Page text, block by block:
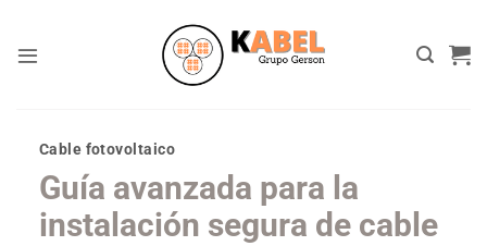
content
Cable fotovoltaico
Guía avanzada para la
instalación segura de cable